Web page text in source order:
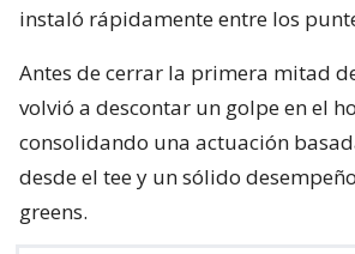
instaló rápidamente entre los
Antes de cerrar la primera mitad
volvió a descontar un golpe en el
consolidando una actuación
desde el tee y un sólido
greens.